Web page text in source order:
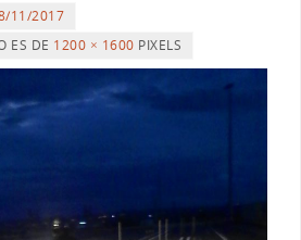
11/2017
ES DE 1200 × 1600 PIXELS